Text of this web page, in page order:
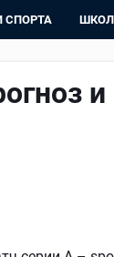
СПОРТА